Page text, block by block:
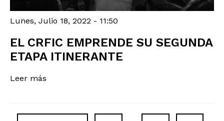
Lunes, Julio 18, 2022 - 11:50
EL CRFIC EMPRENDE SU SEGUNDA
ETAPA ITINERANTE
Leer más